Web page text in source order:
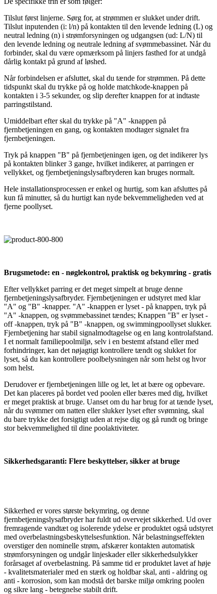
Tilslut først linjerne. Sørg for, at strømmen er slukket under drift.
Tilslut inputenden (i: l/n) på kontakten til den levende ledning (L) og
neutral ledning (n) i strømforsyningen og udgangsen (ud: L/N) til
den levende ledning og neutrale ledning af svømmebassinet. Når du
forbinder, skal du være opmærksom på linjers fasthed for at undgå
dårlig kontakt på grund af løshed.
Når forbindelsen er afsluttet, skal du tænde for strømmen. På dette
tidspunkt skal du trykke på og holde matchkode-knappen på
kontakten i 3-5 sekunder, og slip derefter knappen for at indtaste
parringstilstand.
Umiddelbart efter skal du trykke på "A" -knappen på
fjernbetjeningen en gang, og kontakten modtager signalet fra
fjernbetjeningen.
Tryk på knappen "B" på fjernbetjeningen igen, og det indikerer lys
på kontakten blinker 3 gange, hvilket indikerer, at parringen er
vellykket, og fjernbetjeningslysafbryderen kan bruges normalt.
Hele installationsprocessen er enkel og hurtig, som kan afsluttes på
kun få minutter, så du hurtigt kan nyde bekvemmeligheden ved at
fjerne poollyset.
Brugsmetode: en - nøglekontrol, praktisk og bekymring - gratis
Efter vellykket parring er det meget simpelt at bruge denne
fjernbetjeningslysafbryder. Fjernbetjeningen er udstyret med klar
"A" og "B" -knapper. "A" -knappen er lyset - på knappen, tryk på
"A" -knappen, og svømmebassinet tændes; Knappen "B" er lyset -
off -knappen, tryk på "B" -knappen, og swimmingpoollyset slukker.
Fjernbetjening har stabil signalmodtagelse og en lang kontrolafstand.
I et normalt familiepoolmiljø, selv i en bestemt afstand eller med
forhindringer, kan det nøjagtigt kontrollere tændt og slukket for
lyset, så du kan kontrollere poolbelysningen når som helst og hvor
som helst.
Derudover er fjernbetjeningen lille og let, let at bære og opbevare.
Det kan placeres på bordet ved poolen eller bæres med dig, hvilket
er meget praktisk at bruge. Uanset om du har brug for at tænde lyset,
når du svømmer om natten eller slukker lyset efter svømning, skal
du bare trykke det forsigtigt uden at rejse dig og gå rundt og bringe
stor bekvemmelighed til dine poolaktiviteter.
Sikkerhedsgaranti: Flere beskyttelser, sikker at bruge
Sikkerhed er vores største bekymring, og denne
fjernbetjeningslysafbryder har fuldt ud overvejet sikkerhed. Ud over
fremragende vandtæt og isolerende ydelse er produktet også udstyret
med overbelastningsbeskyttelsesfunktion. Når belastningseffekten
overstiger den nominelle strøm, afskærer kontakten automatisk
strømforsyningen og undgår linjeskader eller sikkerhedsulykker
forårsaget af overbelastning. På samme tid er produktet lavet af høje
- kvalitetsmaterialer med en stærk og holdbar skal, anti - aldring og
anti - korrosion, som kan modstå det barske miljø omkring poolen
og sikre lang - betegnelse stabilt drift.